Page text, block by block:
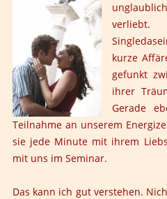
kurze
gefunkt
ihrer
Gerade
Teilnahme an unserem
sie jede Minute mit ihrem
mit uns im Seminar.
Das kann ich gut verstehen.